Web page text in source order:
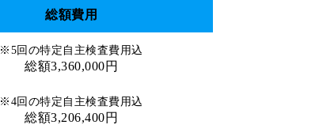
総額費用
※5回の特定自主検査費用込
総額3,360,000円
※4回の特定自主検査費用込
総額3,206,400円